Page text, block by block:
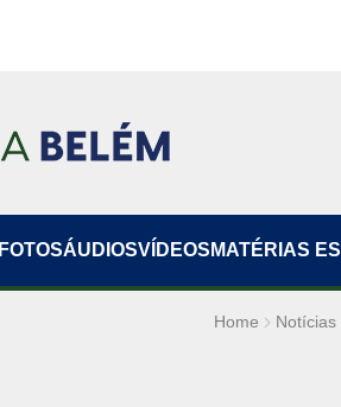
FOTOSÁUDIOSVÍDEOS MATÉRIAS
Home Notícias